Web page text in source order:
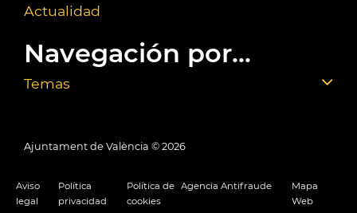
Actualidad
Navegación por...
Temas
Ajuntament de València © 2026
Aviso
legal
Política
privacidad
Política de
cookies
Agencia Antifraude
Mapa
Web